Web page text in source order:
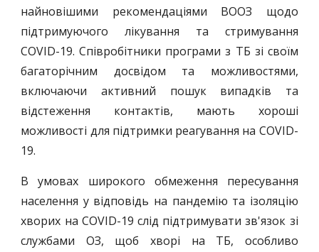
найновішими рекомендаціями ВООЗ щодо
підтримуючого лікування та стримування
COVID-19. Співробітники програми з ТБ зі своїм
багаторічним досвідом та можливостями,
включаючи активний пошук випадків та
відстеження контактів, мають хороші
можливості для підтримки реагування на COVID-
19.
В умовах широкого обмеження пересування
населення у відповідь на пандемію та ізоляцію
хворих на COVID-19 слід підтримувати зв'язок зі
службами ОЗ, щоб хворі на ТБ, особливо